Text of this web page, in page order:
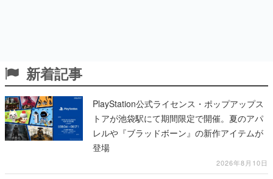
新着記事
PlayStation公式ライセンス・ポップアップス
トアが池袋駅にて期間限定で開催。夏のアパ
レルや『ブラッドボーン』の新作アイテムが
登場
2026年8月10日